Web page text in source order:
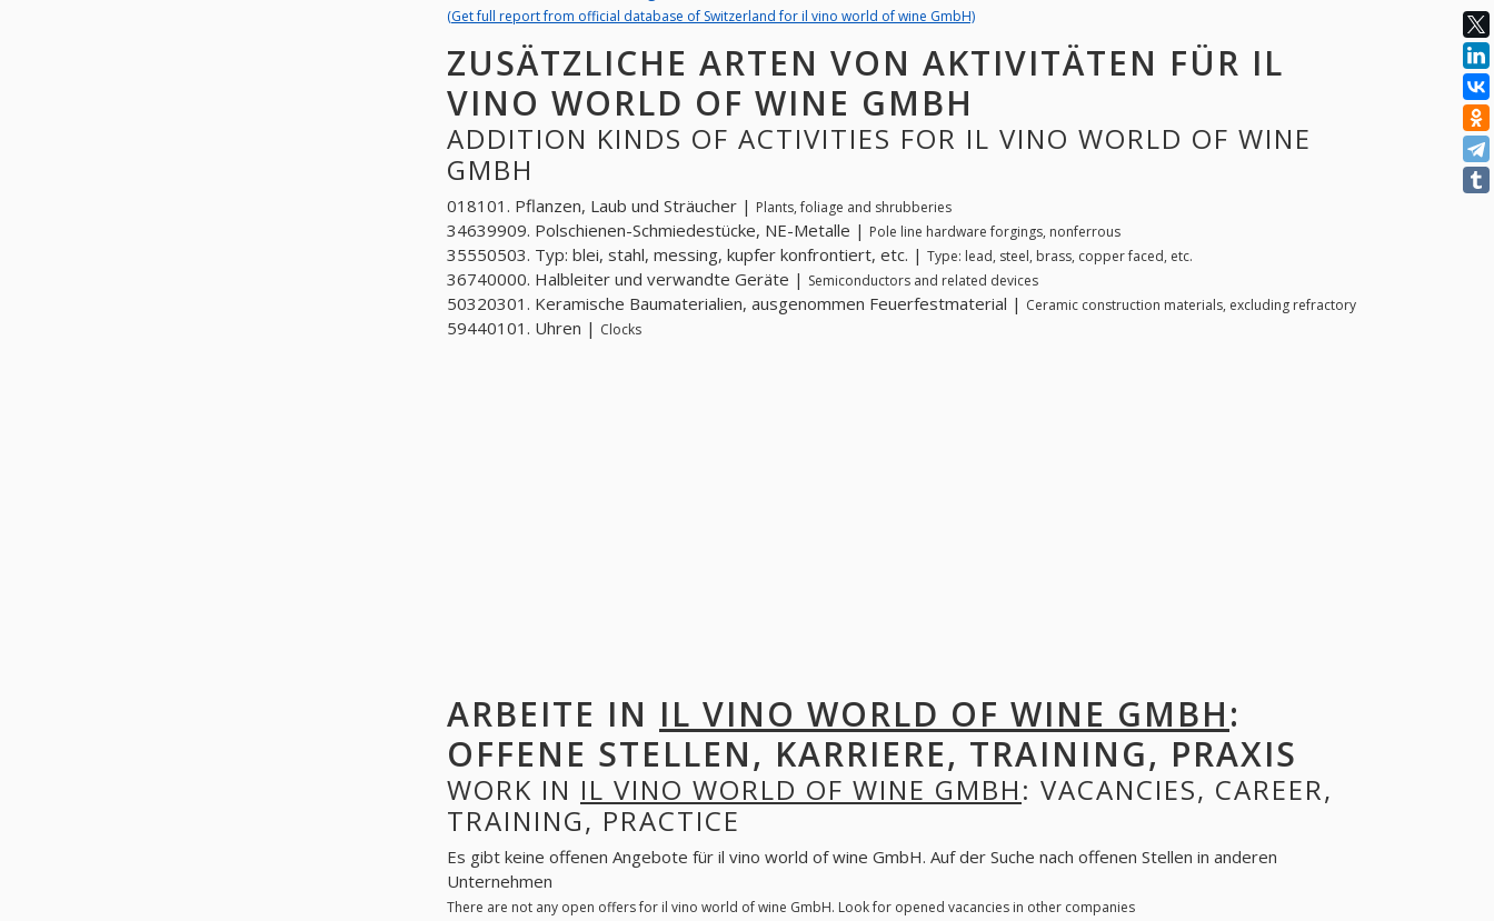
(Get full report from official database of Switzerland for il vino world of wine GmbH)
ZUSÄTZLICHE ARTEN VON AKTIVITÄTEN FÜR IL
VINO WORLD OF WINE GMBH
ADDITION KINDS OF ACTIVITIES FOR IL VINO WORLD OF WINE
GMBH
018101. Pflanzen, Laub und Sträucher | Plants, foliage and shrubberies
34639909. Polschienen-Schmiedestücke, NE-Metalle | Pole line hardware forgings, nonferrous
35550503. Typ: blei, stahl, messing, kupfer konfrontiert, etc. | Type: lead, steel, brass, copper faced, etc.
36740000. Halbleiter und verwandte Geräte | Semiconductors and related devices
50320301. Keramische Baumaterialien, ausgenommen Feuerfestmaterial | Ceramic construction materials, excluding refractory
59440101. Uhren | Clocks
ARBEITE IN IL VINO WORLD OF WINE GMBH:
OFFENE STELLEN, KARRIERE, TRAINING, PRAXIS
WORK IN IL VINO WORLD OF WINE GMBH: VACANCIES, CAREER,
TRAINING, PRACTICE
Es gibt keine offenen Angebote für il vino world of wine GmbH. Auf der Suche nach offenen Stellen in anderen
Unternehmen
There are not any open offers for il vino world of wine GmbH. Look for opened vacancies in other companies